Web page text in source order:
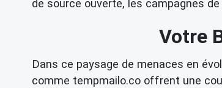
de source ouverte, les campagnes
Votre
Dans ce paysage de menaces en
comme tempmailo.co offrent une